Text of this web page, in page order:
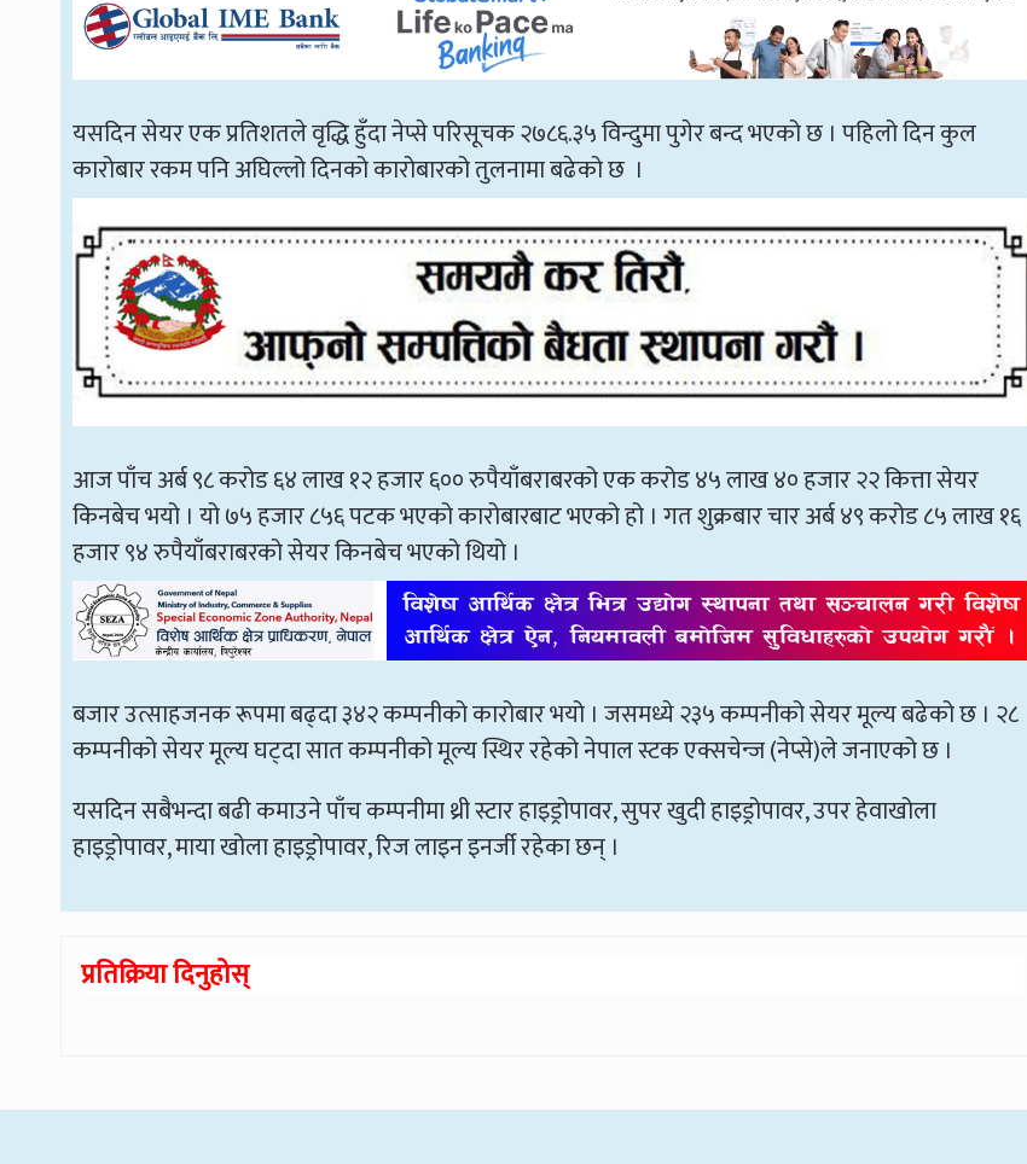
यसदिन सेयर एक प्रतिशतले वृद्धि हुँदा नेप्से परिसूचक २७८६.३५ विन्दुमा पुगेर बन्द भएको छ । पहिलो दिन कुल
कारोबार रकम पनि अघिल्लो दिनको कारोबारको तुलनामा बढेको छ ।
आज पाँच अर्ब ९८ करोड ६४ लाख १२ हजार ६०० रुपैयाँबराबरको एक करोड ४५ लाख ४० हजार २२ कित्ता सेयर
किनबेच भयो । यो ७५ हजार ८५६ पटक भएको कारोबारबाट भएको हो । गत शुक्रबार चार अर्ब ४९ करोड ८५ लाख १६
हजार ९४ रुपैयाँबराबरको सेयर किनबेच भएको थियो ।
बजार उत्साहजनक रूपमा बढ्दा ३४२ कम्पनीको कारोबार भयो । जसमध्ये २३५ कम्पनीको सेयर मूल्य बढेको छ । २८
कम्पनीको सेयर मूल्य घट्दा सात कम्पनीको मूल्य स्थिर रहेको नेपाल स्टक एक्सचेन्ज (नेप्से)ले जनाएको छ ।
यसदिन सबैभन्दा बढी कमाउने पाँच कम्पनीमा थ्री स्टार हाइड्रोपावर, सुपर खुदी हाइड्रोपावर, उपर हेवाखोला
हाइड्रोपावर, माया खोला हाइड्रोपावर, रिज लाइन इनर्जी रहेका छन् ।
प्रतिक्रिया दिनुहोस्